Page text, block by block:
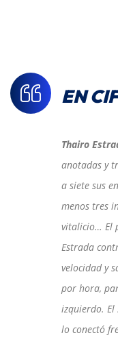
EN
Thairo
anotadas y
a siete sus
menos tres
vitalicio… El
Estrada
velocidad y
por hora,
izquierdo. El
lo conectó